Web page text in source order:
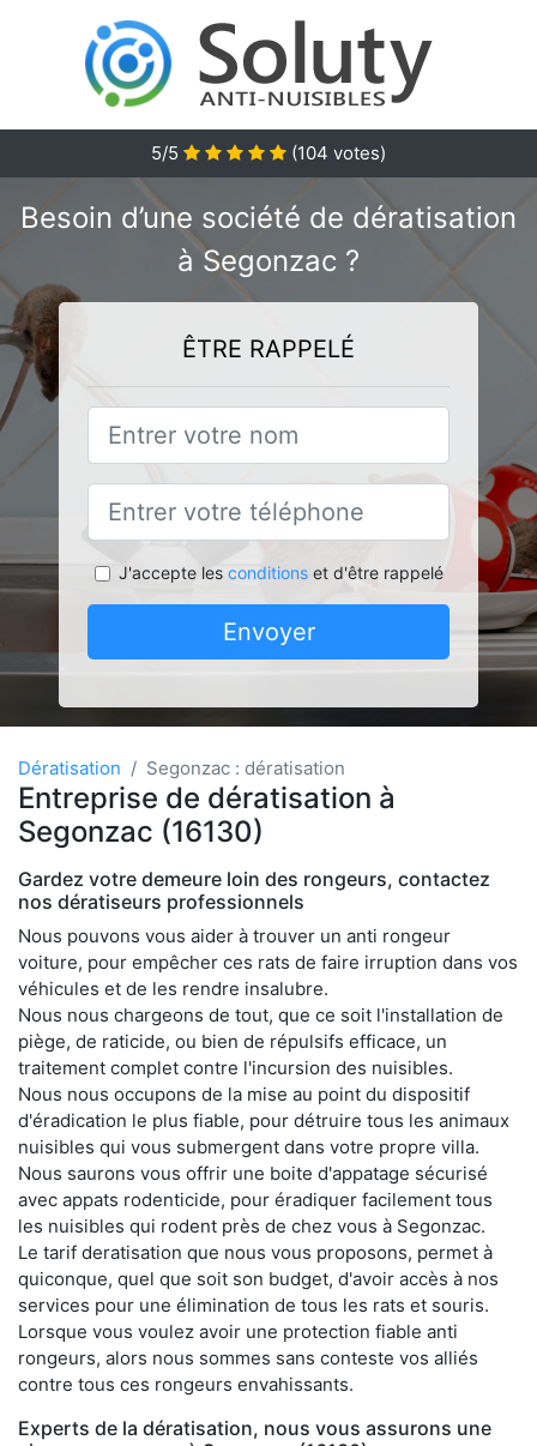
5/5 (104 votes)
Besoin d’une société de dératisation
à Segonzac ?
ÊTRE RAPPELÉ
J'accepte les conditionset d'être rappelé
Envoyer
Dératisation Segonzac : dératisation
Entreprise de dératisation à
Segonzac (16130)
Gardez votre demeure loin des rongeurs, contactez
nos dératiseurs professionnels
Nous pouvons vous aider à trouver un anti rongeur
voiture, pour empêcher ces rats de faire irruption dans vos
véhicules et de les rendre insalubre.
Nous nous chargeons de tout, que ce soit l'installation de
piège, de raticide, ou bien de répulsifs efficace, un
traitement complet contre l'incursion des nuisibles.
Nous nous occupons de la mise au point du dispositif
d'éradication le plus fiable, pour détruire tous les animaux
nuisibles qui vous submergent dans votre propre villa.
Nous saurons vous offrir une boite d'appatage sécurisé
avec appats rodenticide, pour éradiquer facilement tous
les nuisibles qui rodent près de chez vous à Segonzac.
Le tarif deratisation que nous vous proposons, permet à
quiconque, quel que soit son budget, d'avoir accès à nos
services pour une élimination de tous les rats et souris.
Lorsque vous voulez avoir une protection fiable anti
rongeurs, alors nous sommes sans conteste vos alliés
contre tous ces rongeurs envahissants.
Experts de la dératisation, nous vous assurons une